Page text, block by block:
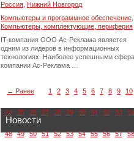
Россия Нижний Новгород
Компьютеры и программное обеспечение
Компьютеры, комплектующие, периферия
IT-компания ООО Ас-Реклама является
одним из лидеров в информационных
технологиях. Наиболее успешными
компании Ас-Реклама …
← Ранее 1 2 3 4 5 6 7 8 9 10
24 25 26 27 28 29 30 31 32 33 34
48 49 50 51 52 53 54 55 56 57 58
Новости